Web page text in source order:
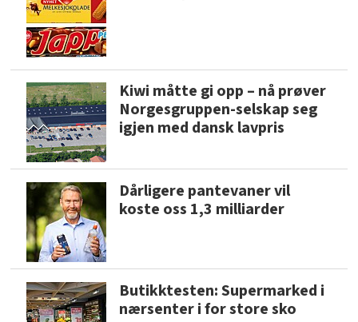
Kiwi måtte gi opp – nå prøver
Norgesgruppen-selskap seg
igjen med dansk lavpris
Dårligere pantevaner vil
koste oss 1,3 milliarder
Butikktesten: Supermarked i
nærsenter i for store sko